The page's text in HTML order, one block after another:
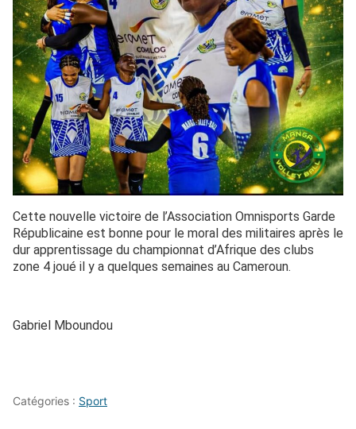
Cette nouvelle victoire de l’Association Omnisports Garde
Républicaine est bonne pour le moral des militaires après le
dur apprentissage du championnat d’Afrique des clubs
zone 4 joué il y a quelques semaines au Cameroun.
Gabriel Mboundou
Catégories : Sport